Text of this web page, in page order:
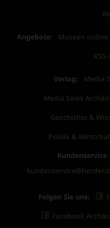
Angebote: Museen online
Verlag: Media
Media Sales
Geschichte &
Politik &
Kundenservice
Folgen Sie uns:
Facebook